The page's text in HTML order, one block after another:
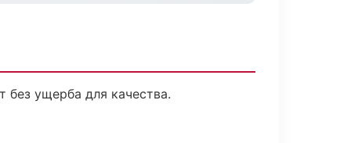
ущерба для качества.